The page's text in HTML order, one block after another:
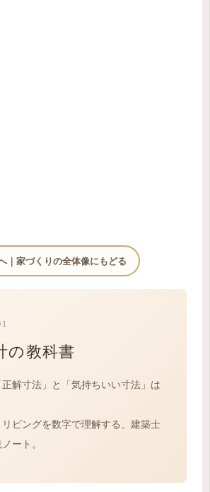
｜家づくりの全体像にもどる
の教科書
解寸法」と「気持ちいい寸法」は
ビングを数字で理解する、建築士
ート。